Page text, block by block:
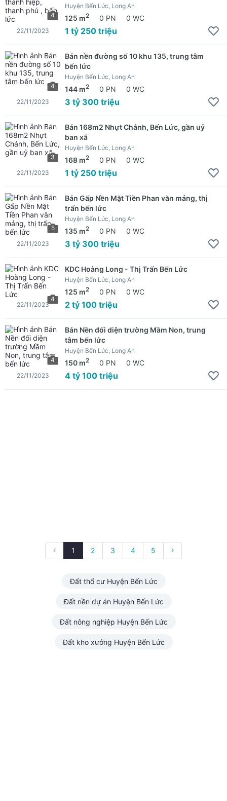
4
Huyện Bến Lức, Long An
125 m2 0 PN 0 WC
1 tỷ 250 triệu
22/11/2023
4
Bán nền đường số 10 khu 135, trung tâm
bến lức
Huyện Bến Lức, Long An
144 m2 0 PN 0 WC
3 tỷ 300 triệu
22/11/2023
3
Bán 168m2 Nhựt Chánh, Bến Lức, gần uỷ
ban xã
Huyện Bến Lức, Long An
168 m2 0 PN 0 WC
1 tỷ 250 triệu
22/11/2023
5
Bán Gấp Nền Mặt Tiền Phan văn mảng, thị
trấn bến lức
Huyện Bến Lức, Long An
135 m2 0 PN 0 WC
3 tỷ 300 triệu
22/11/2023
4
KDC Hoàng Long - Thị Trấn Bến Lức
Huyện Bến Lức, Long An
125 m2 0 PN 0 WC
2 tỷ 100 triệu
22/11/2023
4
Bán Nền đối diện trường Mầm Non, trung
tâm bến lức
Huyện Bến Lức, Long An
150 m2 0 PN 0 WC
4 tỷ 100 triệu
22/11/2023
1 2 3 4 5
Đất thổ cư Huyện Bến Lức
Đất nền dự án Huyện Bến Lức
Đất nông nghiệp Huyện Bến Lức
Đất kho xưởng Huyện Bến Lức